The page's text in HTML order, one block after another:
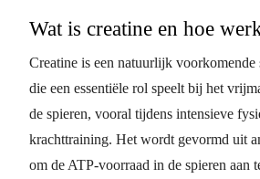
Wat is creatine en hoe
Creatine is een natuurlijk
die een essentiële rol speelt bij het
de spieren, vooral tijdens intensieve
krachttraining. Het wordt gevormd uit
om de ATP-voorraad in de spieren aan